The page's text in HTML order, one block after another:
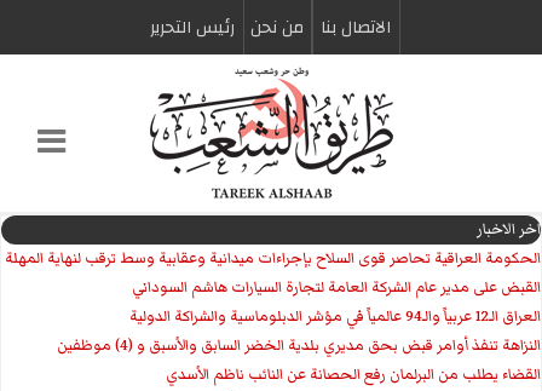
الاتصال بنا من نحن رئیس التحریر
اخر الاخبار
الحكومة العراقية تحاصر قوى السلاح بإجراءات ميدانية وعقابية وسط ترقب لنهاية المهلة
القبض على مدير عام الشركة العامة لتجارة السيارات هاشم السوداني
العراق الـ12 عربياً والـ94 عالمياً في مؤشر الدبلوماسية والشراكة الدولية
النزاهة تنفذ أوامر قبض بحق مديري بلدية الخضر السابق والأسبق و (4) موظفين
القضاء يطلب من البرلمان رفع الحصانة عن النائب ناظم الأسدي